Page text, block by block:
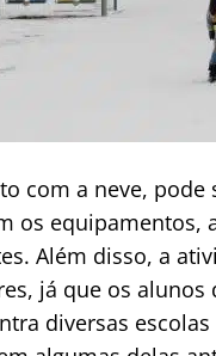
com a neve,
os equipamentos,
Além disso, a
já que os
diversas